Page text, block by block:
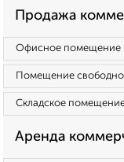
Продажа
Офисное помещение
Помещение
Складское
Аренда